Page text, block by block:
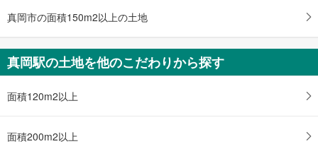
真岡市の面積150m2以上の土地
真岡駅の土地を他のこだわりから探す
面積120m2以上
面積200m2以上